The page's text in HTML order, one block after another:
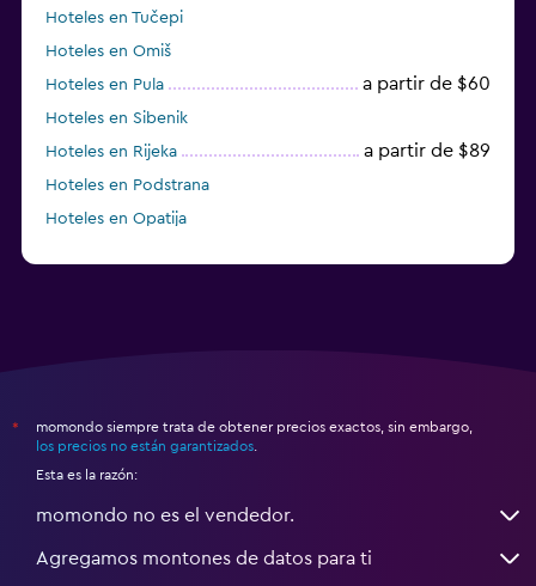
Hoteles en Tučepi
Hoteles en Omiš
Hoteles en Pula
a partir de $60
Hoteles en Sibenik
Hoteles en Rijeka
a partir de $89
Hoteles en Podstrana
Hoteles en Opatija
*
momondo siempre trata de obtener precios exactos, sin embargo,
los precios no están garantizados
Esta es la razón:
momondo no es el vendedor.
Agregamos montones de datos para ti